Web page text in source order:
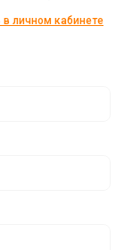
Она
рыбацком
в личном кабинете